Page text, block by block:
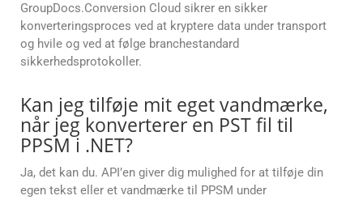
GroupDocs.Conversion Cloud sikrer en sikker
konverteringsproces ved at kryptere data under transport
og hvile og ved at følge branchestandard
sikkerhedsprotokoller.
Kan jeg tilføje mit eget vandmærke,
når jeg konverterer en PST fil til
PPSM i .NET?
Ja, det kan du. API’en giver dig mulighed for at tilføje din
egen tekst eller et vandmærke til PPSM under